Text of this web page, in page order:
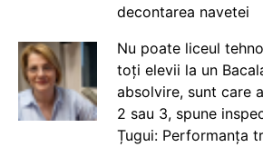
decontarea navetei
Nu poate liceul
toți elevii la un
absolvire, sunt care
2 sau 3, spune
Țugui: Performanța